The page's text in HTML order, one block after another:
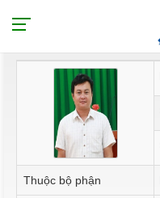
Thông tin nhân sự
Thuộc bộ phận